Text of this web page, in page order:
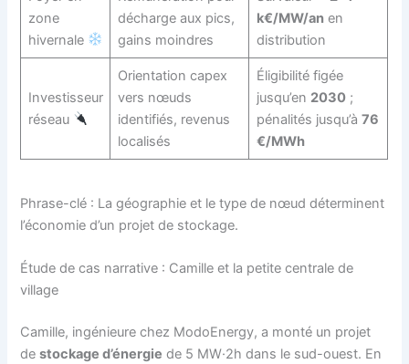
zone
hivernale
décharge aux pics,
gains moindres
k€/MW/anen
distribution
Investisseur
réseau
Orientation capex
vers nœuds
identifiés, revenus
localisés
Éligibilité figée
jusqu’en 2030;
pénalités jusqu’à 76
€/MWh
Phrase-clé : La géographie et le type de nœud déterminent
l’économie d’un projet de stockage.
Étude de cas narrative : Camille et la petite centrale de
village
Camille, ingénieure chez ModoEnergy, a monté un projet
destockage d’énergie de 5 MW·2h dans le sud-ouest. En